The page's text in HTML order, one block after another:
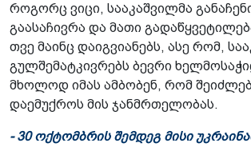
როგორც ვიცი, სააკაშვილმა
გაასაჩივრა და მათი
თვე მაინც დაიგვიანებს, ასე რომ,
გულშემატკივრებს ბევრი
მხოლოდ იმას ამბობენ, რომ
დაემუქროს მის ჯანმრთელობას.
- 30 ოქტომბრის შემდეგ მისი